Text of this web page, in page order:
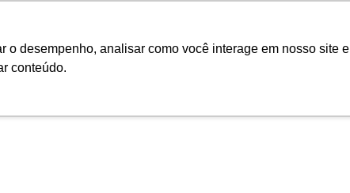
desempenho, analisar como você interage em nosso site e
conteúdo.